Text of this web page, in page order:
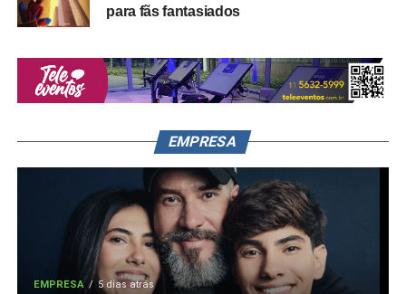
para fãs fantasiados
EMPRESA
EMPRESA 5 dias atrás